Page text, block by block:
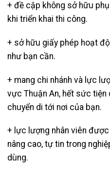
+ đề cập không sở hữu
khi triển khai thi công.
+ sở hữu giấy phép hoạt
như bạn cần.
+ mang chi nhánh và lực
vực Thuận An, hết sức
chuyển di tới nơi của bạn.
+ lực lượng nhân viên
nâng cao, tự tin trong
dùng.